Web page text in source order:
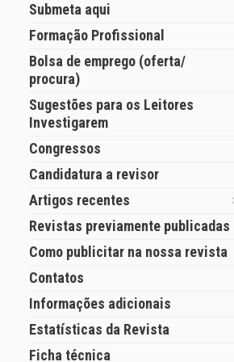
Submeta aqui
Formação Profissional
Bolsa de emprego (oferta/
procura)
Sugestões para os Leitores
Investigarem
Congressos
Candidatura a revisor
Artigos recentes
Revistas previamente publicadas
Como publicitar na nossa revista
Contatos
Informações adicionais
Estatísticas da Revista
Ficha técnica